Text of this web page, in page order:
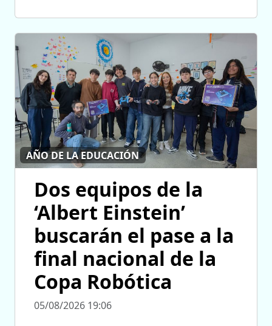
AÑO DE LA EDUCACIÓN
Dos equipos de la
‘Albert Einstein’
buscarán el pase a la
final nacional de la
Copa Robótica
05/08/2026 19:06